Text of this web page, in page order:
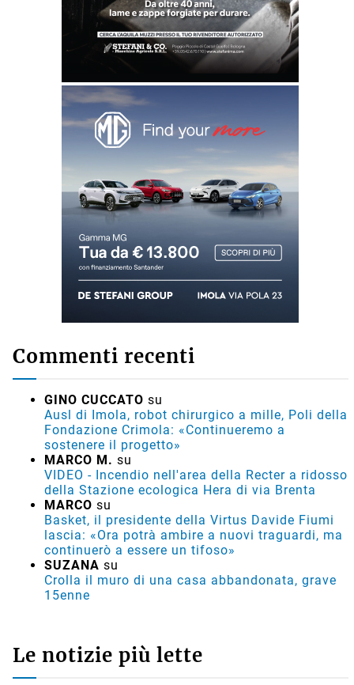
Commenti recenti
GINO CUCCATO su
Ausl di Imola, robot chirurgico a mille, Poli della
Fondazione Crimola: «Continueremo a
sostenere il progetto»
MARCO M. su
VIDEO - Incendio nell'area della Recter a ridosso
della Stazione ecologica Hera di via Brenta
MARCO su
Basket, il presidente della Virtus Davide Fiumi
lascia: «Ora potrà ambire a nuovi traguardi, ma
continuerò a essere un tifoso»
SUZANA su
Crolla il muro di una casa abbandonata, grave
15enne
Le notizie più lette